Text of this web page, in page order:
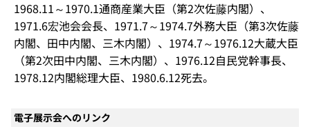
1968.11～1970.1通商産業大臣（第2次佐藤内閣）、
1971.6宏池会会長、1971.7～1974.7外務大臣（第3次佐藤
内閣、田中内閣、三木内閣）、1974.7～1976.12大蔵大臣
（第2次田中内閣、三木内閣）、1976.12自民党幹事長、
1978.12内閣総理大臣、1980.6.12死去。
電子展示会へのリンク